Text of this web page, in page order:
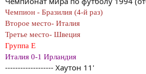
Чемпион - Бразилия (4-й раз)
Второе место- Италия
Третье место- Швеция
Группа E
Италия 0-1 Ирландия
------------------- Хаутон 11'